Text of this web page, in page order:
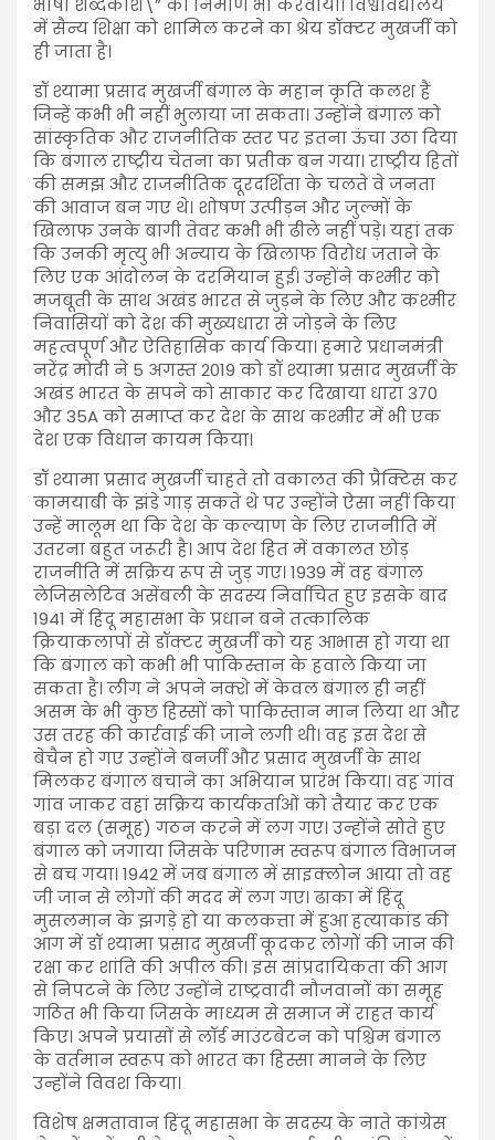
में सैन्य शिक्षा को शामिल करने का श्रेय डॉक्टर मुखर्जी को
ही जाता है।
डॉ श्यामा प्रसाद मुखर्जी बंगाल के महान कृति कलश हैं
जिन्हें कभी भी नहीं भुलाया जा सकता। उन्होंने बंगाल को
सांस्कृतिक और राजनीतिक स्तर पर इतना ऊंचा उठा दिया
कि बंगाल राष्ट्रीय चेतना का प्रतीक बन गया। राष्ट्रीय हितों
की समझ और राजनीतिक दूरदर्शिता के चलते वे जनता
की आवाज बन गए थे। शोषण उत्पीड़न और जुल्मों के
खिलाफ उनके बागी तेवर कभी भी ढीले नहीं पड़े। यहां तक
कि उनकी मृत्यु भी अन्याय के खिलाफ विरोध जताने के
लिए एक आंदोलन के दरमियान हुई। उन्होंने कश्मीर को
मजबूती के साथ अखंड भारत से जुड़ने के लिए और कश्मीर
निवासियों को देश की मुख्यधारा से जोड़ने के लिए
महत्वपूर्ण और ऐतिहासिक कार्य किया। हमारे प्रधानमंत्री
नरेंद्र मोदी ने 5 अगस्त 2019 को डॉ श्यामा प्रसाद मुखर्जी के
अखंड भारत के सपने को साकार कर दिखाया धारा 370
और 35A को समाप्त कर देश के साथ कश्मीर में भी एक
देश एक विधान कायम किया।
डॉ श्यामा प्रसाद मुखर्जी चाहते तो वकालत की प्रैक्टिस कर
कामयाबी के झंडे गाड़ सकते थे पर उन्होंने ऐसा नहीं किया
उन्हें मालूम था कि देश के कल्याण के लिए राजनीति में
उतरना बहुत जरूरी है। आप देश हित में वकालत छोड़
राजनीति में सक्रिय रूप से जुड़ गए। 1939 में वह बंगाल
लेजिसलेटिव असेंबली के सदस्य निर्वाचित हुए इसके बाद
1941 में हिंदू महासभा के प्रधान बने तत्कालिक
क्रियाकलापों से डॉक्टर मुखर्जी को यह आभास हो गया था
कि बंगाल को कभी भी पाकिस्तान के हवाले किया जा
सकता है। लीग ने अपने नक्शे में केवल बंगाल ही नहीं
असम के भी कुछ हिस्सों को पाकिस्तान मान लिया था और
उस तरह की कार्रवाई की जाने लगी थी। वह इस देश से
बेचैन हो गए उन्होंने बनर्जी और प्रसाद मुखर्जी के साथ
मिलकर बंगाल बचाने का अभियान प्रारंभ किया। वह गांव
गांव जाकर वहां सक्रिय कार्यकर्ताओं को तैयार कर एक
बड़ा दल (समूह) गठन करने में लग गए। उन्होंने सोते हुए
बंगाल को जगाया जिसके परिणाम स्वरूप बंगाल विभाजन
से बच गया। 1942 में जब बंगाल में साइक्लोन आया तो वह
जी जान से लोगों की मदद में लग गए। ढाका में हिंदू
मुसलमान के झगड़े हो या कलकत्ता में हुआ हत्याकांड की
आग में डॉ श्यामा प्रसाद मुखर्जी कूदकर लोगों की जान की
रक्षा कर शांति की अपील की। इस सांप्रदायिकता की आग
से निपटने के लिए उन्होंने राष्ट्रवादी नौजवानों का समूह
गठित भी किया जिसके माध्यम से समाज में राहत कार्य
किए। अपने प्रयासों से लॉर्ड माउंटबेटन को पश्चिम बंगाल
के वर्तमान स्वरूप को भारत का हिस्सा मानने के लिए
उन्होंने विवश किया।
विशेष क्षमतावान हिंदू महासभा के सदस्य के नाते कांग्रेस